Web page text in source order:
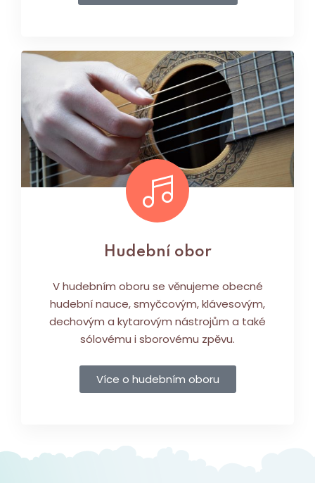
Hudební obor
V hudebním oboru se věnujeme obecné
hudební nauce, smyčcovým, klávesovým,
dechovým a kytarovým nástrojům a také
sólovému i sborovému zpěvu.
Více o hudebním oboru